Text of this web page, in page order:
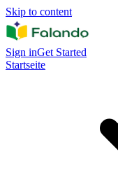
Skip to content
Sign inGet Started
Startseite